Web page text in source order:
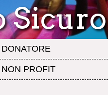
Sicuro
PROFIT